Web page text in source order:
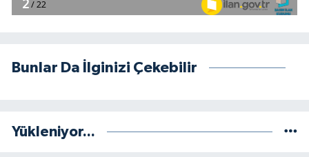
Bunlar Da İlginizi Çekebilir
Yükleniyor...